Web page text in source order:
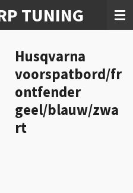
TUNING
Husqvarna
voorspatbord/fr
ontfender
geel/blauw/zwa
rt